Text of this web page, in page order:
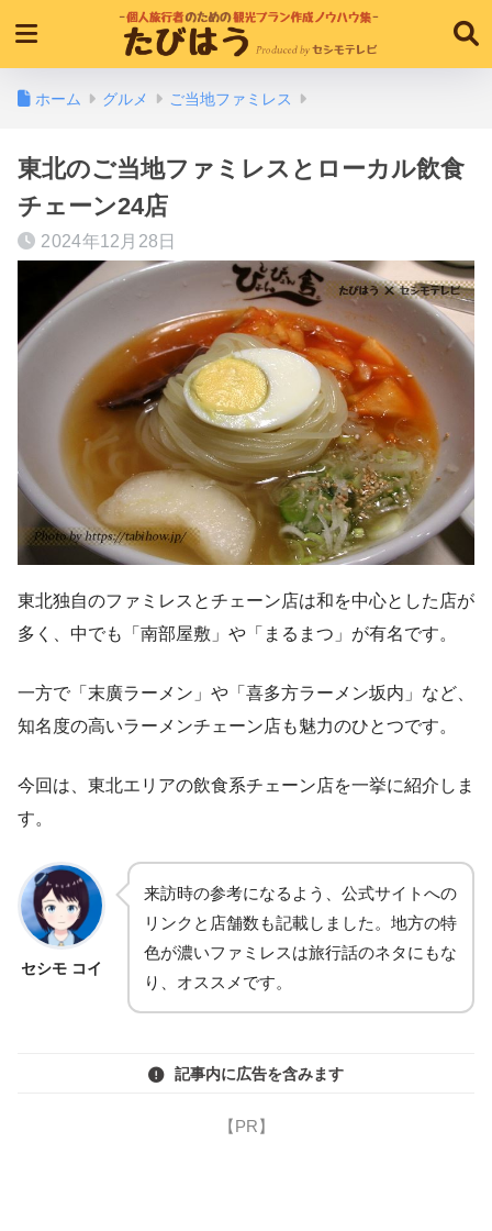
ホーム グルメ ご当地ファミレス
東北のご当地ファミレスとローカル飲食
チェーン24店
2024年12月28日
東北独自のファミレスとチェーン店は和を中心とした店が
多く、中でも「南部屋敷」や「まるまつ」が有名です。
一方で「末廣ラーメン」や「喜多方ラーメン坂内」など、
知名度の高いラーメンチェーン店も魅力のひとつです。
今回は、東北エリアの飲食系チェーン店を一挙に紹介しま
す。
セシモ コイ
来訪時の参考になるよう、公式サイトへの
リンクと店舗数も記載しました。地方の特
色が濃いファミレスは旅行話のネタにもな
り、オススメです。
記事内に広告を含みます
【PR】